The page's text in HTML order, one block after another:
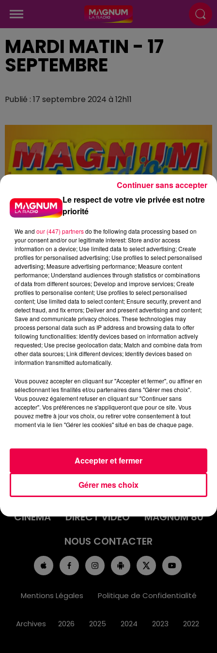
MARDI MATIN - 17
SEPTEMBRE
Publié : 17 septembre 2024 à 12h11
Flash infos
Crédit :Flash infos
INFOS
AGENDA
JEUX
PODCASTS
CINÉMA
DIRECT VIDÉO
MAGNUM 80
NOUS CONTACTER
Mentions Légales Politique de Confidentialité
Archives 2026 2025 2024 2023 2022
Le respect de votre vie privée est notre
priorité
We and our (447) partnersdo the following data processing based on
your consent and/or our legitimate interest: Store and/or access
information on a device; Use limited data to select advertising; Create
profiles for personalised advertising; Use profiles to select personalised
advertising; Measure advertising performance; Measure content
performance; Understand audiences through statistics or combinations
of data from different sources; Develop and improve services; Create
profiles to personalise content; Use profiles to select personalised
content; Use limited data to select content; Ensure security, prevent and
detect fraud, and fix errors; Deliver and present advertising and content;
Save and communicate privacy choices. These technologies may
process personal data such as IP address and browsing data to offer
following functionalities: Identify devices based on information actively
requested; Use precise geolocation data; Match and combine data from
other data sources; Link different devices; Identify devices based on
information transmitted automatically.
Vous pouvez accepter en cliquant sur "Accepter et fermer", ou affiner en
sélectionnant les finalités et/ou partenaires dans "Gérer mes choix".
Vous pouvez également refuser en cliquant sur "Continuer sans
accepter". Vos préférences ne s'appliqueront que pour ce site. Vous
pouvez mettre à jour vos choix, ou retirer votre consentement à tout
moment via le lien "Gérer les cookies" situé en bas de chaque page.
Gérer mes choix
Accepter et fermer
Continuer sans accepter